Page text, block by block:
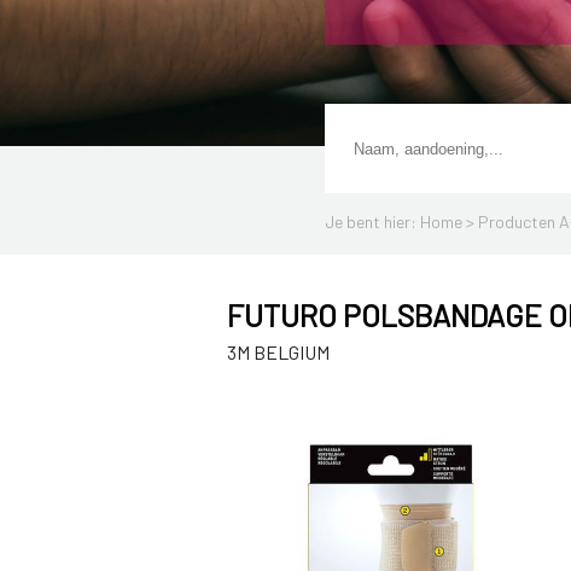
Je bent hier: Home > Producten
FUTURO POLSBANDAGE
3M BELGIUM